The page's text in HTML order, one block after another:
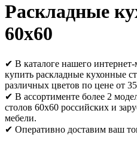
Раскладные
60х60
✔ В каталоге нашего
купить раскладные кухонные
различных цветов по цене от
✔ В ассортименте более 2
столов 60х60 российских и
мебели.
✔ Оперативно доставим ваш